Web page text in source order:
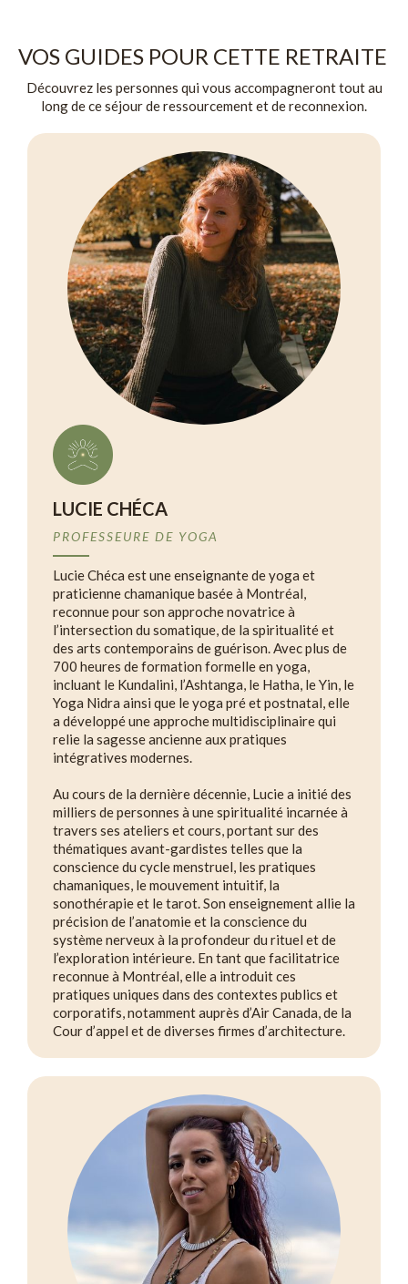
VOS GUIDES POUR CETTE RETRAITE
Découvrez les personnes qui vous accompagneront tout au
long de ce séjour de ressourcement et de reconnexion.
LUCIE CHÉCA
PROFESSEURE DE YOGA
Lucie Chéca est une enseignante de yoga et
praticienne chamanique basée à Montréal,
reconnue pour son approche novatrice à
l’intersection du somatique, de la spiritualité et
des arts contemporains de guérison. Avec plus de
700 heures de formation formelle en yoga,
incluant le Kundalini, l’Ashtanga, le Hatha, le Yin, le
Yoga Nidra ainsi que le yoga pré et postnatal, elle
a développé une approche multidisciplinaire qui
relie la sagesse ancienne aux pratiques
intégratives modernes.
Au cours de la dernière décennie, Lucie a initié des
milliers de personnes à une spiritualité incarnée à
travers ses ateliers et cours, portant sur des
thématiques avant-gardistes telles que la
conscience du cycle menstruel, les pratiques
chamaniques, le mouvement intuitif, la
sonothérapie et le tarot. Son enseignement allie la
précision de l’anatomie et la conscience du
système nerveux à la profondeur du rituel et de
l’exploration intérieure. En tant que facilitatrice
reconnue à Montréal, elle a introduit ces
pratiques uniques dans des contextes publics et
corporatifs, notamment auprès d’Air Canada, de la
Cour d’appel et de diverses firmes d’architecture.